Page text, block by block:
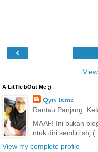
‹
A LitTle bOut Me ;)
Qyn Isma
Rantau Panjang,
MAAF! Ini bukan
ntuk diri sendiri shj (:
View my complete profile